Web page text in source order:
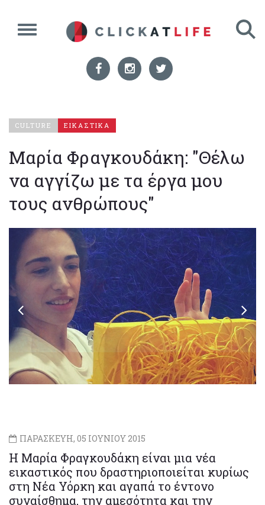
CULTURE ΕΙΚΑΣΤΙΚΑ
Μαρία Φραγκουδάκη: "Θέλω
να αγγίζω με τα έργα μου
τους ανθρώπους"
ΠΑΡΑΣΚΕΥΗ, 05 ΙΟΥΝΙΟΥ 2015
Η Μαρία Φραγκουδάκη είναι μια νέα
εικαστικός που δραστηριοποιείται κυρίως
στη Νέα Υόρκη και αγαπά το έντονο
συναίσθημα, την αμεσότητα και την